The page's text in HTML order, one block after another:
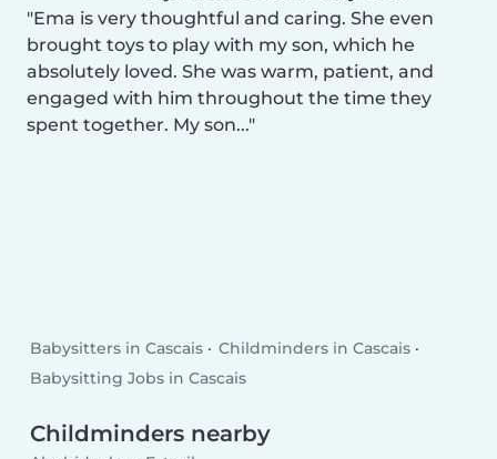
Ema is very thoughtful and caring. She even
brought toys to play with my son, which he
absolutely loved. She was warm, patient, and
engaged with him throughout the time they
spent together. My son...
Babysitters in Cascais
Childminders in Cascais
Babysitting Jobs in Cascais
Childminders nearby